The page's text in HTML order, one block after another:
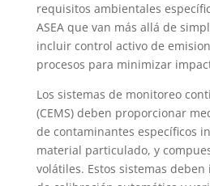
requisitos ambientales
ASEA que van más allá de
incluir control activo de
procesos para minimizar
Los sistemas de monitoreo
(CEMS) deben proporcionar
de contaminantes específicos
material particulado, y
volátiles. Estos sistemas